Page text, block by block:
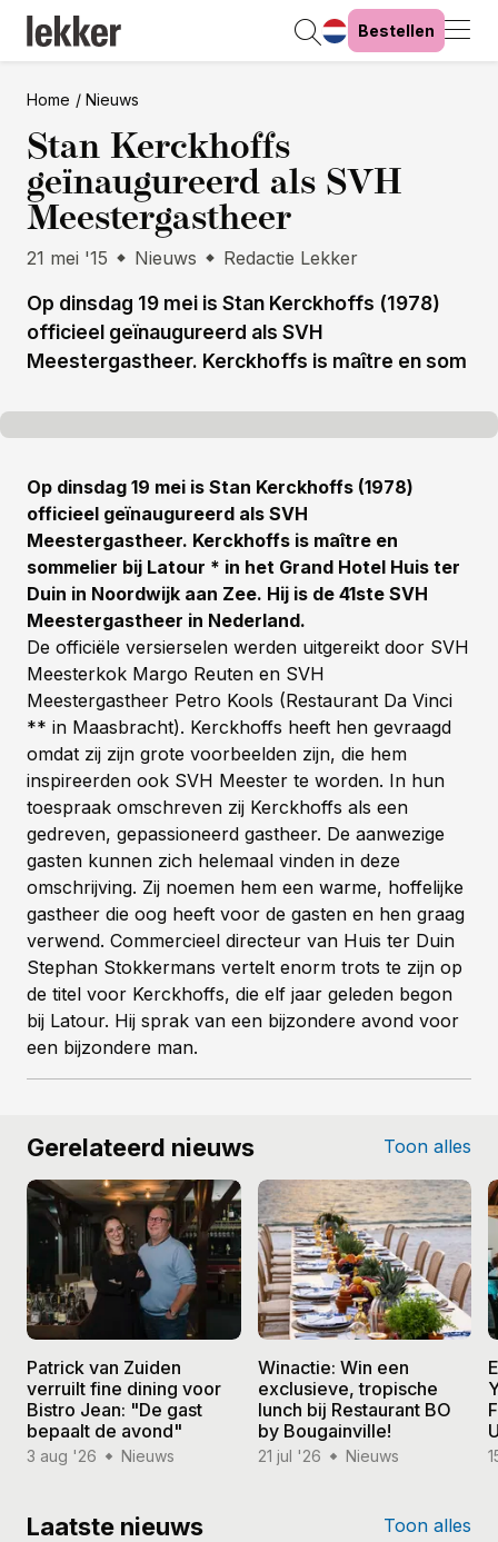
Bestellen
Home Nieuws
Stan Kerckhoffs
geïnaugureerd als SVH
Meestergastheer
21 mei '15 Nieuws Redactie Lekker
Op dinsdag 19 mei is Stan Kerckhoffs (1978)
officieel geïnaugureerd als SVH
Meestergastheer. Kerckhoffs is maître en som
Op dinsdag 19 mei is Stan Kerckhoffs (1978)
officieel geïnaugureerd als SVH
Meestergastheer. Kerckhoffs is maître en
sommelier bij Latour * in het Grand Hotel Huis ter
Duin in Noordwijk aan Zee. Hij is de 41ste SVH
Meestergastheer in Nederland.
De officiële versierselen werden uitgereikt door SVH
Meesterkok Margo Reuten en SVH
Meestergastheer Petro Kools (Restaurant Da Vinci
** in Maasbracht). Kerckhoffs heeft hen gevraagd
omdat zij zijn grote voorbeelden zijn, die hem
inspireerden ook SVH Meester te worden. In hun
toespraak omschreven zij Kerckhoffs als een
gedreven, gepassioneerd gastheer. De aanwezige
gasten kunnen zich helemaal vinden in deze
omschrijving. Zij noemen hem een warme, hoffelijke
gastheer die oog heeft voor de gasten en hen graag
verwend. Commercieel directeur van Huis ter Duin
Stephan Stokkermans vertelt enorm trots te zijn op
de titel voor Kerckhoffs, die elf jaar geleden begon
bij Latour. Hij sprak van een bijzondere avond voor
een bijzondere man.
Gerelateerd nieuws Toon alles
Patrick van Zuiden
verruilt fine dining voor
Bistro Jean: "De gast
bepaalt de avond"
3 aug '26 Nieuws
Winactie: Win een
exclusieve, tropische
lunch bij Restaurant BO
by Bougainville!
21 jul '26 Nieuws
Laatste nieuws Toon alles